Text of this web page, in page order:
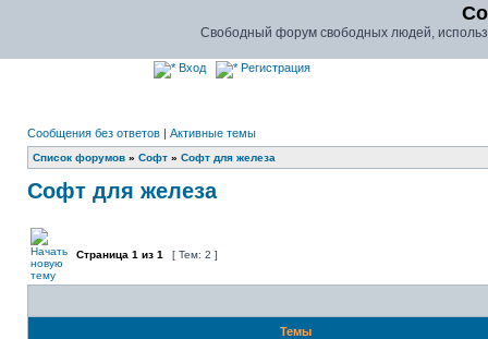
Свободный форум свободных людей,
Вход Регистрация
Сообщения без ответов | Активные темы
Список форумов » Софт » Софт для железа
Софт для железа
Страница 1 из 1 [ Тем: 2 ]
Темы